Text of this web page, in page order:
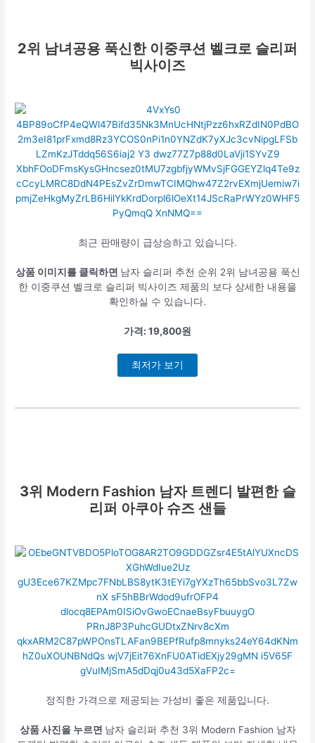
2위 남녀공용 푹신한 이중쿠션 벨크로 슬리퍼
빅사이즈
최근 판매량이 급상승하고 있습니다.
상품 이미지를 클릭하면 남자 슬리퍼 추천 순위 2위 남녀공용 푹신
한 이중쿠션 벨크로 슬리퍼 빅사이즈 제품의 보다 상세한 내용을
확인하실 수 있습니다.
가격: 19,800원
최저가 보기
3위 Modern Fashion 남자 트렌디 발편한 슬
리퍼 아쿠아 슈즈 샌들
정직한 가격으로 제공되는 가성비 좋은 제품입니다.
상품 사진을 누르면 남자 슬리퍼 추천 3위 Modern Fashion 남자